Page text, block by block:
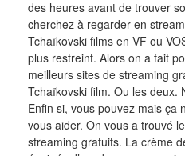
des heures avant de trouver
cherchez à regarder en
Tchaïkovski films en VF ou
plus restreint. Alors on a fait
meilleurs sites de streaming
Tchaïkovski film. Ou les deux.
Enfin si, vous pouvez mais ça
vous aider. On vous a trouvé
streaming gratuits. La crème